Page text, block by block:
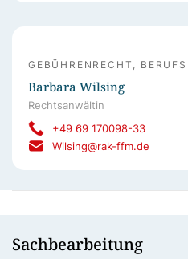
GEBÜHRENRECHT,
Barbara Wilsing
Rechtsanwältin
+49 69 170098-33
Wilsing@rak-ffm.de
Sachbearbeitung